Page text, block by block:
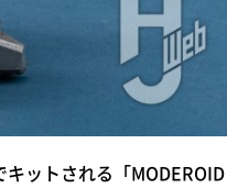
ットされる「MODEROID